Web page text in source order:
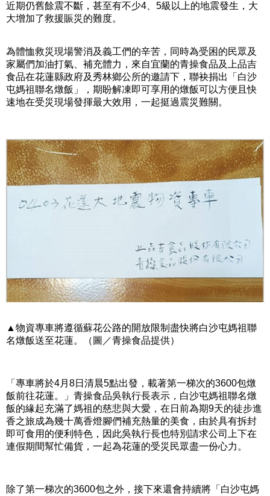
近期仍舊餘震不斷，甚至有不少4、5級以上的地震發生，大
大增加了救援賑災的難度。
為體恤救災現場警消及義工們的辛苦，同時為受困的民眾及
家屬們加油打氣、補充體力，來自宜蘭的青操食品及上品吉
食品在花蓮縣政府及秀林鄉公所的邀請下，聯袂捐出「白沙
屯媽祖聯名燉飯」，期盼解凍即可享用的燉飯可以方便且快
速地在受災現場發揮最大效用，一起挺過震災難關。
▲物資專車將遵循蘇花公路的開放限制盡快將白沙屯媽祖聯
名燉飯送至花蓮。（圖／青操食品提供）
「專車將於4月8日清晨5點出發，載著第一梯次的3600包燉
飯前往花蓮。」青操食品吳執行長表示，白沙屯媽祖聯名燉
飯的緣起充滿了媽祖的慈悲與大愛，在日前為期9天的徒步進
香之旅成為幾十萬香燈腳們補充熱量的美食，由於具有拆封
即可食用的便利特色，因此吳執行長也特別請求公司上下在
連假期間幫忙備貨，一起為花蓮的受災民眾盡一份心力。
除了第一梯次的3600包之外，接下來還會持續將「白沙屯媽